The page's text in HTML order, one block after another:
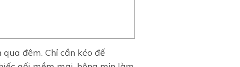
đêm. Chỉ cần kéo đế